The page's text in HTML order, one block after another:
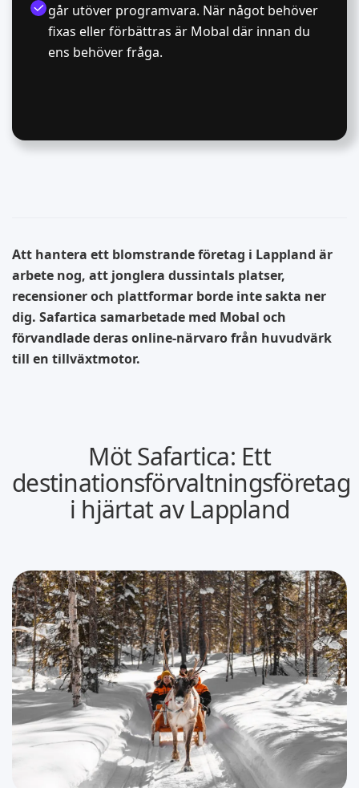
går utöver programvara. När något behöver
fixas eller förbättras är Mobal där innan du
ens behöver fråga.
Att hantera ett blomstrande företag i Lappland är
arbete nog, att jonglera dussintals platser,
recensioner och plattformar borde inte sakta ner
dig. Safartica samarbetade med Mobal och
förvandlade deras online-närvaro från huvudvärk
till en tillväxtmotor.
Möt Safartica: Ett
destinationsförvaltningsföretag
i hjärtat av Lappland